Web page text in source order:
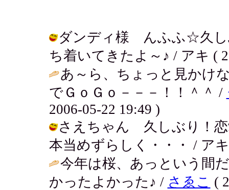
ダンディ様 んふふ☆久し
ち着いてきたよ～♪ / アキ (
あ～ら、ちょっと見かけ
でＧｏＧｏ－－－！！＾＾ /
2006-05-22 19:49 )
さえちゃん 久しぶり！恋
本当めずらしく・・・ / ア
今年は桜、あっという間
かったよかった♪ / さゑこ (